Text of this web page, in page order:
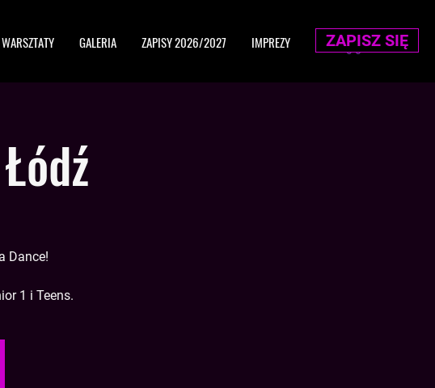
ZAPISZ SIĘ
GALERIA ZAPISY 2026/2027 IMPREZY
Dance!
1 i Teens.